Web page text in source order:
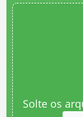
Solte os